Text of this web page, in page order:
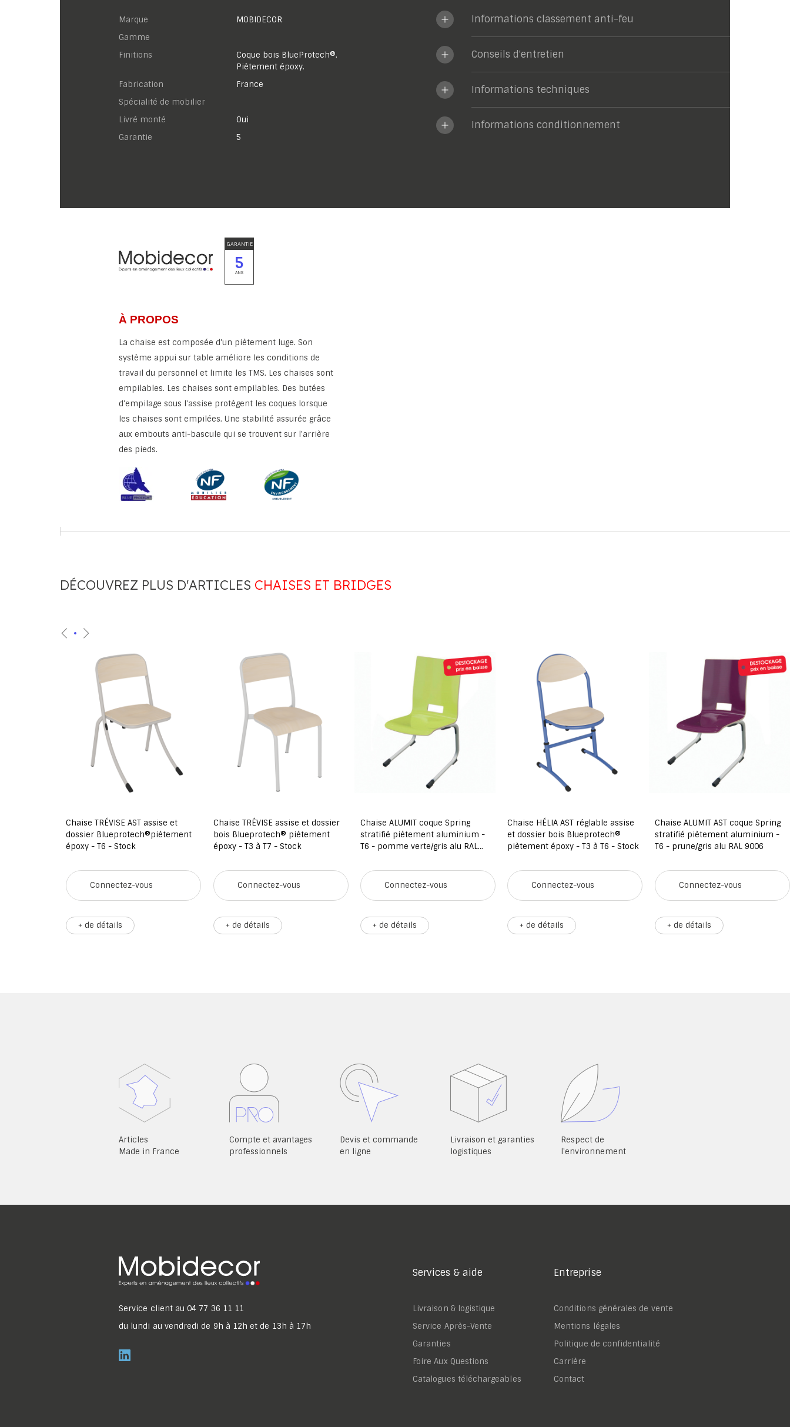
Marque
MOBIDECOR
Gamme
Finitions
Coque bois BlueProtech®.
Piètement époxy.
Fabrication
France
Spécialité de mobilier
Livré monté
Oui
garantie
5
Informations classement anti-feu
Conseils d'entretien
Informations techniques
Informations conditionnement
GARANTIE
5
ANS
À PROPOS
La chaise est composée d'un piètement luge. Son
système appui sur table améliore les conditions de
travail du personnel et limite les TMS. Les chaises sont
empilables. Les chaises sont empilables. Des butées
d'empilage sous l'assise protègent les coques lorsque
les chaises sont empilées. Une stabilité assurée grâce
aux embouts anti-bascule qui se trouvent sur l'arrière
des pieds.
DÉCOUVREZ PLUS D'ARTICLES CHAISES ET BRIDGES
Chaise TRÉVISE AST assise et
dossier Blueprotech®piètement
époxy - T6 - Stock
Connectez-vous
+ de détails
Chaise TRÉVISE assise et dossier
bois Blueprotech® piètement
époxy - T3 à T7 - Stock
Connectez-vous
+ de détails
Chaise ALUMIT coque Spring
stratifié piètement aluminium -
T6 - pomme verte/gris alu RAL
Connectez-vous
+ de détails
Chaise HÉLIA AST réglable assise
et dossier bois Blueprotech®
piètement époxy - T3 à T6 - Stock
Connectez-vous
+ de détails
Chaise ALUMIT AST coque Spring
stratifié piètement aluminium -
T6 - prune/gris alu RAL 9006
Connectez-vous
+ de détails
Articles
Made in France
Compte et avantages
professionnels
Devis et commande
en ligne
Livraison et garanties
logistiques
Respect de
l'environnement
Service client au 04 77 36 11 11
du lundi au vendredi de 9h à 12h et de 13h à 17h
Services & aide
Livraison & logistique
Service Après-Vente
Garanties
Foire Aux Questions
Catalogues téléchargeables
Entreprise
Conditions générales de vente
Mentions légales
Politique de confidentialité
Carrière
Contact